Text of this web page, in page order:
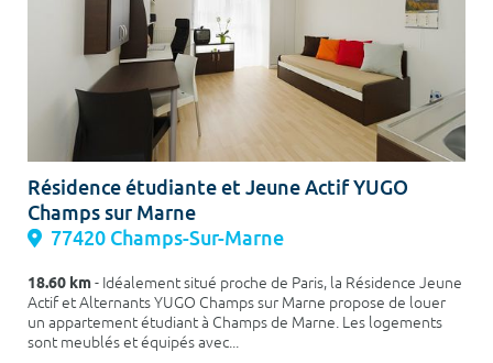
Résidence étudiante et Jeune Actif YUGO
Champs sur Marne
77420 Champs-Sur-Marne
18.60 km- Idéalement situé proche de Paris, la Résidence Jeune
Actif et Alternants YUGO Champs sur Marne propose de louer
un appartement étudiant à Champs de Marne. Les logements
sont meublés et équipés avec...